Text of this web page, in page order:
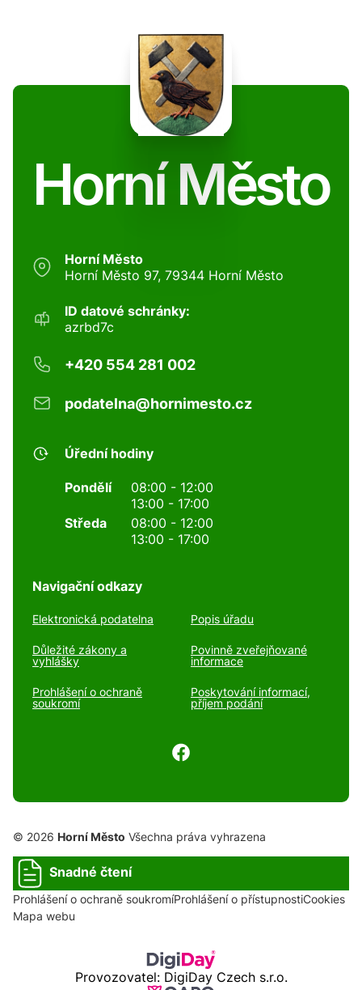
Horní Město
Horní Město
Horní Město 97, 79344 Horní Město
ID datové schránky:
azrbd7c
+420 554 281 002
podatelna@hornimesto.cz
Úřední hodiny
Pondělí
08:00 - 12:00
13:00 - 17:00
Středa
08:00 - 12:00
13:00 - 17:00
Navigační odkazy
Elektronická podatelna Popis úřadu
Důležité zákony a
vyhlášky
Povinně zveřejňované
informace
Prohlášení o ochraně
soukromí
Poskytování informací,
příjem podání
© 2026 Horní Město Všechna práva vyhrazena
Snadné čtení
Prohlášení o ochraně soukromíProhlášení o přístupnostiCookies
Mapa webu
Provozovatel: DigiDay Czech s.r.o.